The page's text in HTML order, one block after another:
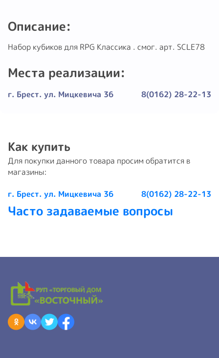
Описание:
Haбоp кубиков для RPG Kлассика . смог. apт. SCLE78
Места реализации:
г. Брест. ул. Мицкевича 36 8(0162) 28-22-13
Как купить
Для покупки данного товара просим обратится в
магазины:
г. Брест. ул. Мицкевича 36 8(0162) 28-22-13
Часто задаваемые вопросы